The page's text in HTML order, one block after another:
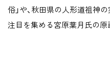
俗」や、秋田県の人形道祖神
注目を集める宮原葉月氏の原